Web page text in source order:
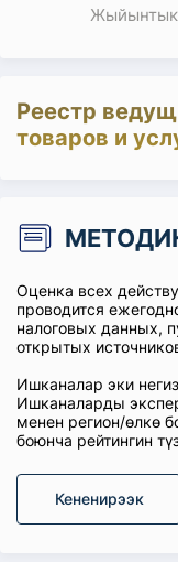
Реестр
товаров и
Оценка всех
проводится
налоговых данных,
открытых
Ишканалар эки
Ишканаларды
менен регион/өлкө
боюнча рейтингин
Кененирээк